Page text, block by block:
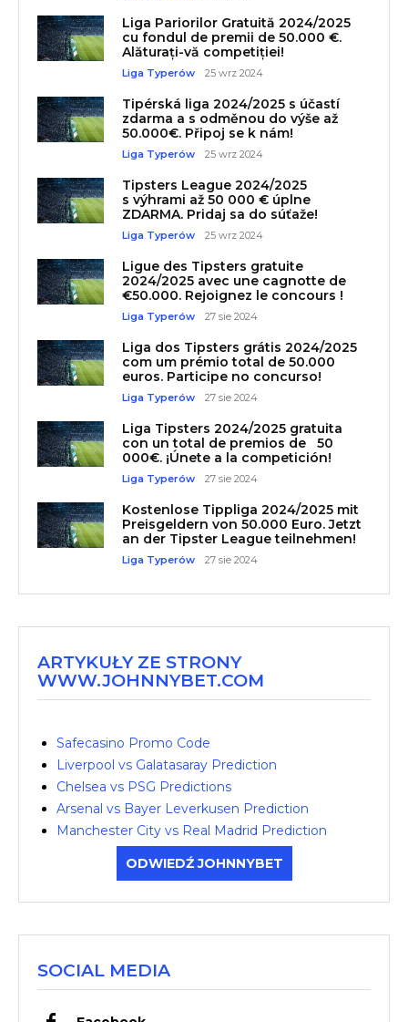
Liga Pariorilor Gratuită 2024/2025
cu fondul de premii de 50.000 €.
Alăturați-vă competiției!
Liga Typerów 25 wrz 2024
Tipérská liga 2024/2025 s účastí
zdarma a s odměnou do výše až
50.000€. Připoj se k nám!
Liga Typerów 25 wrz 2024
Tipsters League 2024/2025
s výhrami až 50 000 € úplne
ZDARMA. Pridaj sa do súťaže!
Liga Typerów 25 wrz 2024
Ligue des Tipsters gratuite
2024/2025 avec une cagnotte de
€50.000. Rejoignez le concours !
Liga Typerów 27 sie 2024
Liga dos Tipsters grátis 2024/2025
com um prémio total de 50.000
euros. Participe no concurso!
Liga Typerów 27 sie 2024
Liga Tipsters 2024/2025 gratuita
con un total de premios de 50
000€. ¡Únete a la competición!
Liga Typerów 27 sie 2024
Kostenlose Tippliga 2024/2025 mit
Preisgeldern von 50.000 Euro. Jetzt
an der Tipster League teilnehmen!
Liga Typerów 27 sie 2024
ARTYKUŁY ZE STRONY
WWW.JOHNNYBET.COM
Safecasino Promo Code
Liverpool vs Galatasaray Prediction
Chelsea vs PSG Predictions
Arsenal vs Bayer Leverkusen Prediction
Manchester City vs Real Madrid Prediction
ODWIEDŹ JOHNNYBET
SOCIAL MEDIA